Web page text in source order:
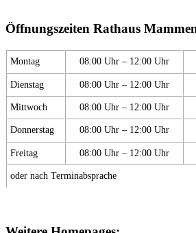
Öffnungszeiten Rathaus
Montag 08:00 Uhr – 12:00 Uhr
Dienstag 08:00 Uhr – 12:00 Uhr
Mittwoch 08:00 Uhr – 12:00 Uhr
Donnerstag 08:00 Uhr – 12:00 Uhr
Freitag 08:00 Uhr – 12:00 Uhr
oder nach Terminabsprache